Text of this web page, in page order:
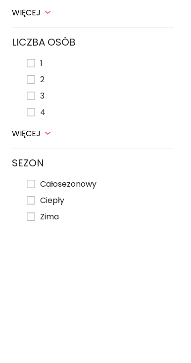
WIĘCEJ
LICZBA OSÓB
1
2
3
4
WIĘCEJ
SEZON
Całosezonowy
Ciepły
Zima